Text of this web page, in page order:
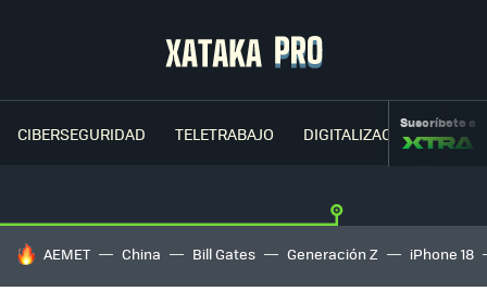
CIBERSEGURIDAD TELETRABAJO DIGITALIZACIÓNSuscríbete a
HOY SE HABLA DE
AEMET China Bill Gates Generación Z iPhone 18